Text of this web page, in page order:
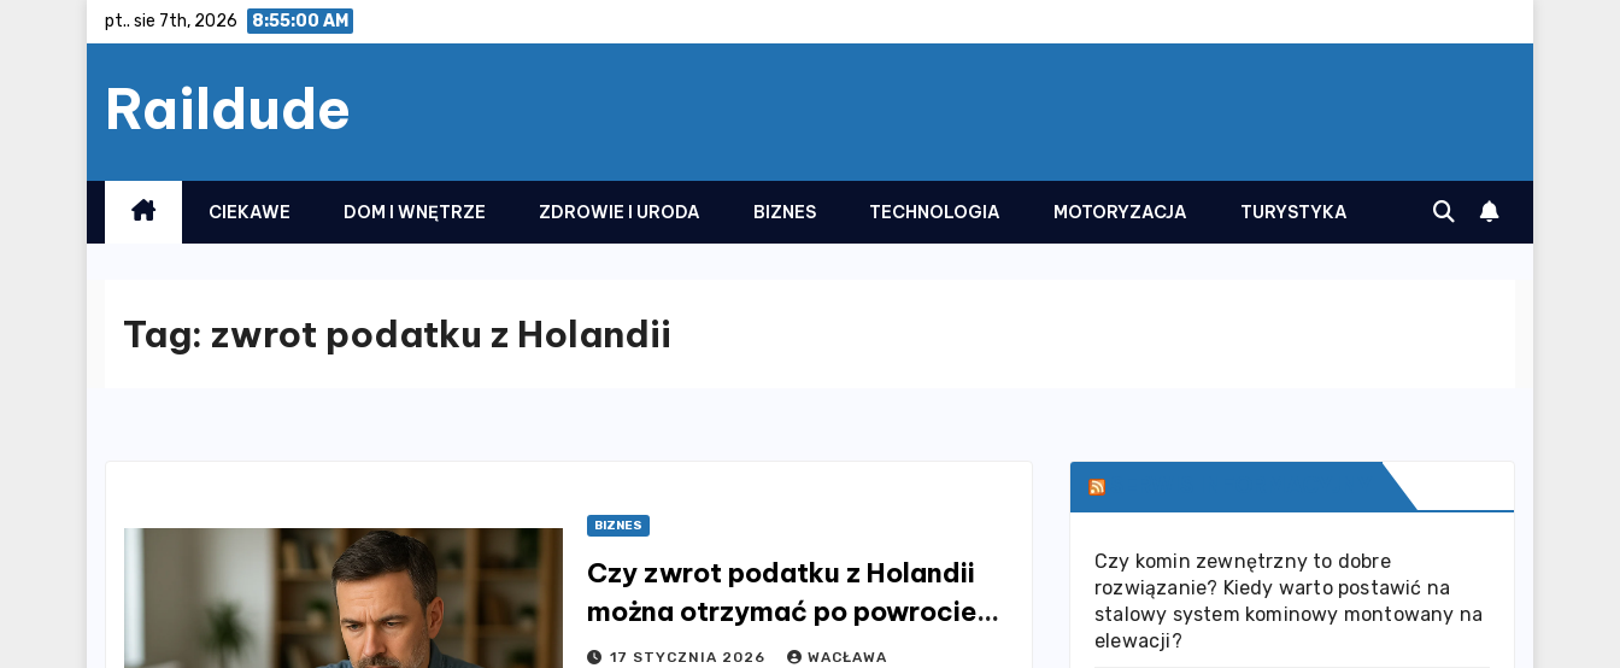
pt.. sie 7th, 2026 8:55:01 AM
Raildude
CIEKAWE DOM I WNĘTRZE ZDROWIE I URODA BIZNES TECHNOLOGIA MOTORYZACJA TURYSTYKA
Tag: zwrot podatku z Holandii
BIZNES
Czy zwrot podatku z Holandii
można otrzymać po powrocie
do Polski?
17 STYCZNIA 2026 WACŁAWA
Czy komin zewnętrzny to dobre
rozwiązanie? Kiedy warto postawić na
stalowy system kominowy montowany na
elewacji?